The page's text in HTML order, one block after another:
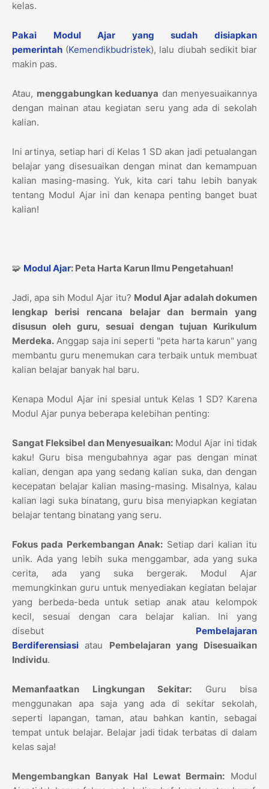
kelas.
Pakai Modul Ajar yang sudah disiapkan
pemerintah (Kemendikbudristek), lalu diubah sedikit biar
makin pas.
Atau, menggabungkan keduanya dan menyesuaikannya
dengan mainan atau kegiatan seru yang ada di sekolah
kalian.
Ini artinya, setiap hari di Kelas 1 SD akan jadi petualangan
belajar yang disesuaikan dengan minat dan kemampuan
kalian masing-masing. Yuk, kita cari tahu lebih banyak
tentang Modul Ajar ini dan kenapa penting banget buat
kalian!
🧩 Modul Ajar: Peta Harta Karun Ilmu Pengetahuan!
Jadi, apa sih Modul Ajar itu? Modul Ajar adalah dokumen
lengkap berisi rencana belajar dan bermain yang
disusun oleh guru, sesuai dengan tujuan Kurikulum
Merdeka. Anggap saja ini seperti "peta harta karun" yang
membantu guru menemukan cara terbaik untuk membuat
kalian belajar banyak hal baru.
Kenapa Modul Ajar ini spesial untuk Kelas 1 SD? Karena
Modul Ajar punya beberapa kelebihan penting:
Sangat Fleksibel dan Menyesuaikan:Modul Ajar ini tidak
kaku! Guru bisa mengubahnya agar pas dengan minat
kalian, dengan apa yang sedang kalian suka, dan dengan
kecepatan belajar kalian masing-masing. Misalnya, kalau
kalian lagi suka binatang, guru bisa menyiapkan kegiatan
belajar tentang binatang yang seru.
Fokus pada Perkembangan Anak: Setiap dari kalian itu
unik. Ada yang lebih suka menggambar, ada yang suka
cerita, ada yang suka bergerak. Modul Ajar
memungkinkan guru untuk menyediakan kegiatan belajar
yang berbeda-beda untuk setiap anak atau kelompok
kecil, sesuai dengan cara belajar kalian. Ini yang
disebut Pembelajaran
Berdiferensiasi atau Pembelajaran yang Disesuaikan
Individu.
Memanfaatkan Lingkungan Sekitar: Guru bisa
menggunakan apa saja yang ada di sekitar sekolah,
seperti lapangan, taman, atau bahkan kantin, sebagai
tempat untuk belajar. Belajar jadi tidak terbatas di dalam
kelas saja!
Mengembangkan Banyak Hal Lewat Bermain: Modul